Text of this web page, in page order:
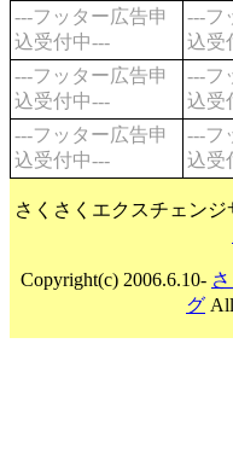
---フッター広告申
込受付中---
---フ
込受
---フッター広告申
込受付中---
---フ
込受
---フッター広告申
込受付中---
---フ
込受
さくさくエクスチェンジ
Copyright(c) 2006.6.10-
グ